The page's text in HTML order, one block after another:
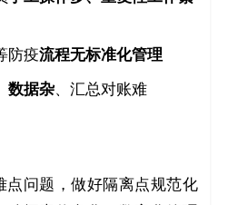
防疫流程无标准化管理
数据杂、汇总对账难
点问题，做好隔离点规范化